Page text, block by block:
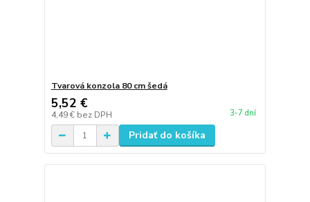
Tvarová konzola 80 cm šedá
5,52 €
4,49 € bez DPH 3-7 dní
Pridať do košíka